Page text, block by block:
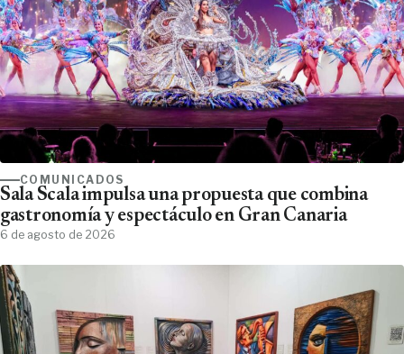
COMUNICADOS
Sala Scala impulsa una propuesta que combina
gastronomía y espectáculo en Gran Canaria
6 de agosto de 2026